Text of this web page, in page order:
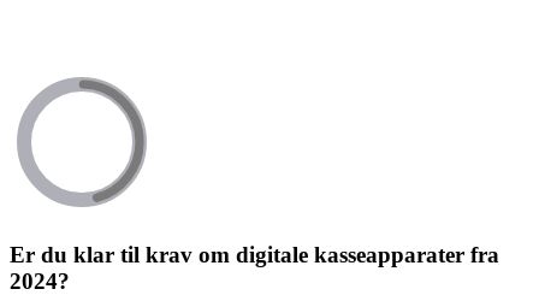
Er du klar til krav om digitale kasseapparater fra
2024?